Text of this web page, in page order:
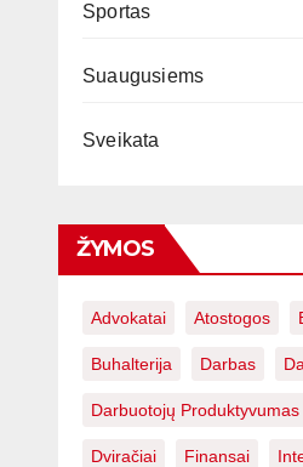
Sportas
Suaugusiems
Sveikata
ŽYMOS
Advokatai Atostogos
Buhalterija Darbas
Darbuotojų Produktyvumas
Dviračiai Finansai